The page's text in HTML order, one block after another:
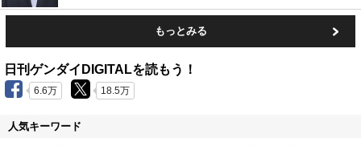
もっとみる
日刊ゲンダイDIGITALを読もう！
6.6万 18.5万
人気キーワード